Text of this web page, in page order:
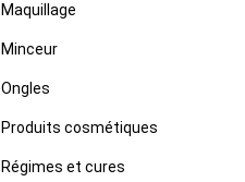
Maquillage
Minceur
Ongles
Produits cosmétiques
Régimes et cures